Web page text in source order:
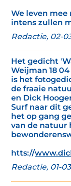
We leven
intens zullen
Redactie, 02-
Het gedicht
Weijman 18
is het
de fraaie
en Dick
Surf naar dit
het op gang
van de natuur
htts://
Redactie, 01-